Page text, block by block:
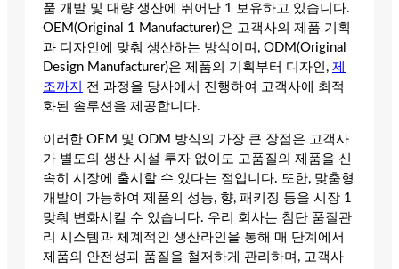
품 개발 및 대량 생산에 뛰어난 1 보유하고 있습니다.
OEM(Original 1 Manufacturer)은 고객사의 제품 기획
과 디자인에 맞춰 생산하는 방식이며, ODM(Original
Design Manufacturer)은 제품의 기획부터 디자인, 제
조까지
전 과정을 당사에서 진행하여 고객사에 최적
화된 솔루션을 제공합니다.
이러한 OEM 및 ODM 방식의 가장 큰 장점은 고객사
가 별도의 생산 시설 투자 없이도 고품질의 제품을 신
속히 시장에 출시할 수 있다는 점입니다. 또한, 맞춤형
개발이 가능하여 제품의 성능, 향, 패키징 등을 시장 1
맞춰 변화시킬 수 있습니다. 우리 회사는 첨단 품질관
리 시스템과 체계적인 생산라인을 통해 매 단계에서
제품의 안전성과 품질을 철저하게 관리하며, 고객사